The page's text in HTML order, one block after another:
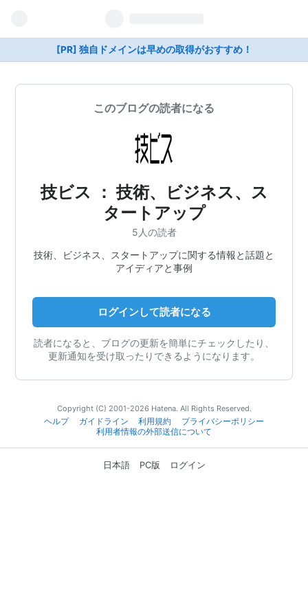
[PR] 独自ドメインは早めの取得がおすすめ！
このブログの読者になる
技ビス ： 技術、ビジネス、ス
タートアップ
5人の読者
技術、ビジネス、スタートアップに関する情報と話題と
アイディアと事例
ログインして読者になる
読者になると、ブログの更新を簡単にチェックしたり、
更新通知を受け取ったりできるようになります。
Copyright (C) 2001-2026 Hatena. All Rights Reserved.
ヘルプ
ガイドライン 利用規約
プライバシーポリシー
利用者情報の外部送信について
日本語 PC版 ログイン